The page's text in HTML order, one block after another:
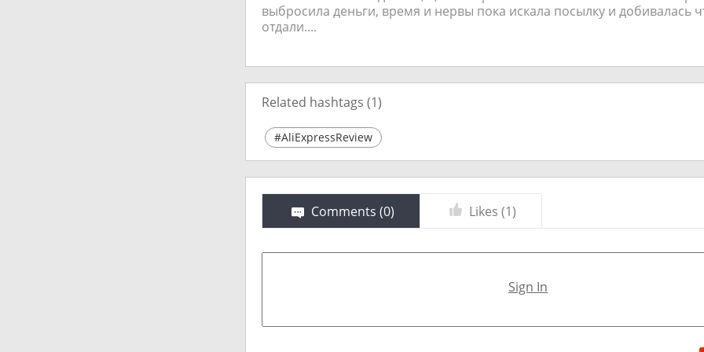
выбросила деньги, время и нервы пока искала посылку и добивалась
отдали....
Related hashtags (1)
#AliExpressReview
Comments (0) Likes (1)
Sign In